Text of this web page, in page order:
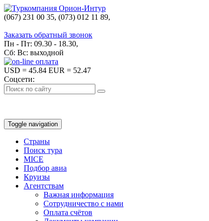
(067) 231 00 35, (073) 012 11 89,
Заказать обратный звонок
Пн - Пт: 09.30 - 18.30,
Сб: Вс: выходной
USD = 45.84 EUR = 52.47
Соцсети:
Toggle navigation
Страны
Поиск тура
MICE
Подбор авиа
Круизы
Агентствам
Важная информация
Сотрудничество с нами
Оплата счётов